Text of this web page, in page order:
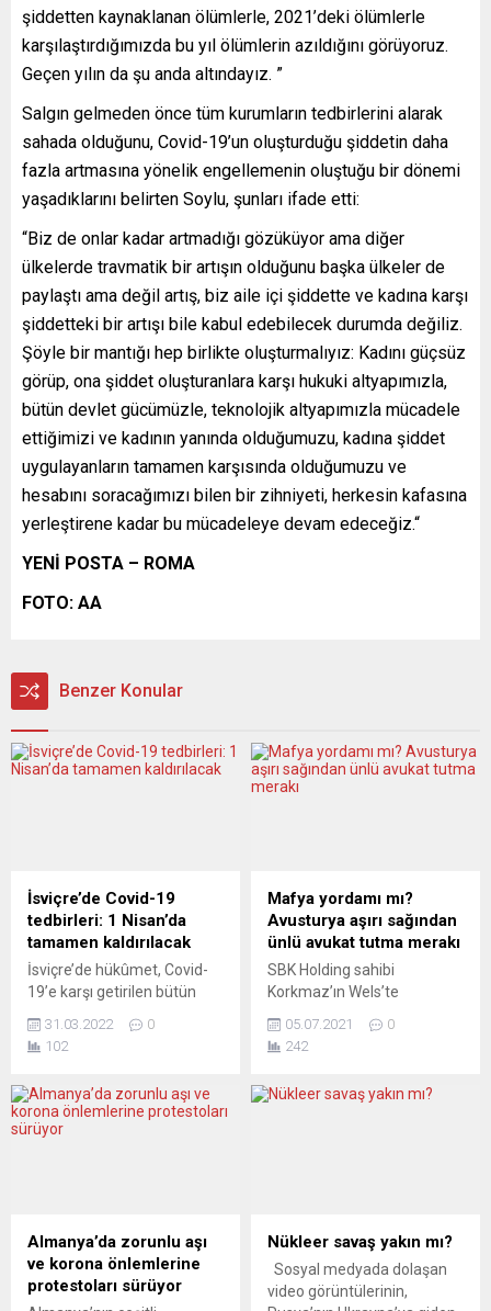
şiddetten kaynaklanan ölümlerle, 2021’deki ölümlerle
karşılaştırdığımızda bu yıl ölümlerin azıldığını görüyoruz.
Geçen yılın da şu anda altındayız. ”
Salgın gelmeden önce tüm kurumların tedbirlerini alarak
sahada olduğunu, Covid-19’un oluşturduğu şiddetin daha
fazla artmasına yönelik engellemenin oluştuğu bir dönemi
yaşadıklarını belirten Soylu, şunları ifade etti:
“Biz de onlar kadar artmadığı gözüküyor ama diğer
ülkelerde travmatik bir artışın olduğunu başka ülkeler de
paylaştı ama değil artış, biz aile içi şiddette ve kadına karşı
şiddetteki bir artışı bile kabul edebilecek durumda değiliz.
Şöyle bir mantığı hep birlikte oluşturmalıyız: Kadını güçsüz
görüp, ona şiddet oluşturanlara karşı hukuki altyapımızla,
bütün devlet gücümüzle, teknolojik altyapımızla mücadele
ettiğimizi ve kadının yanında olduğumuzu, kadına şiddet
uygulayanların tamamen karşısında olduğumuzu ve
hesabını soracağımızı bilen bir zihniyeti, herkesin kafasına
yerleştirene kadar bu mücadeleye devam edeceğiz.“
YENİ POSTA – ROMA
FOTO: AA
Benzer Konular
İsviçre’de Covid-19
tedbirleri: 1 Nisan’da
tamamen kaldırılacak
İsviçre’de hükûmet, Covid-
19’e karşı getirilen bütün
itibaren kaldırılacağını
duyurdu. Bakanlar Kurulu
yapılan yazılı açıklamada, 16
Şubat’ta Covid-19
tamamlanacağı, bu
kapsamda toplu taşıma
araçları ve sağlık
merkezlerinde halen geçerli
31.03.2022
0
102
Mafya yordamı mı?
Avusturya aşırı sağından
ünlü avukat tutma merakı
SBK Holding sahibi
Korkmaz’ın Wels’te
savunmanlarına yönelik
sorular ortaya çıktı. Viyanalı
Avusturyalı ve “aşırı sağcı”
edilmek istediği belirtilen
Sezgin Baran Korkmaz’ın 5
Ağustos’a kadar tutuklu
kalacağı,...
05.07.2021
0
242
Almanya’da zorunlu aşı
ve korona önlemlerine
protestoları sürüyor
Nükleer savaş yakın mı?
Sosyal medyada dolaşan
video görüntülerinin,